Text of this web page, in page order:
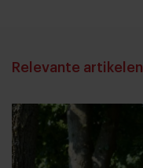
Relevante artikelen